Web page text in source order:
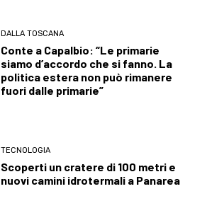
DALLA TOSCANA
Conte a Capalbio: “Le primarie
siamo d’accordo che si fanno. La
politica estera non può rimanere
fuori dalle primarie”
TECNOLOGIA
Scoperti un cratere di 100 metri e
nuovi camini idrotermali a Panarea